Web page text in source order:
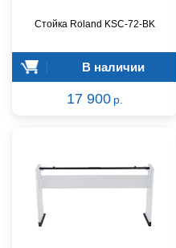
Стойка Roland KSC-72-BK
В наличии
17 900 р.